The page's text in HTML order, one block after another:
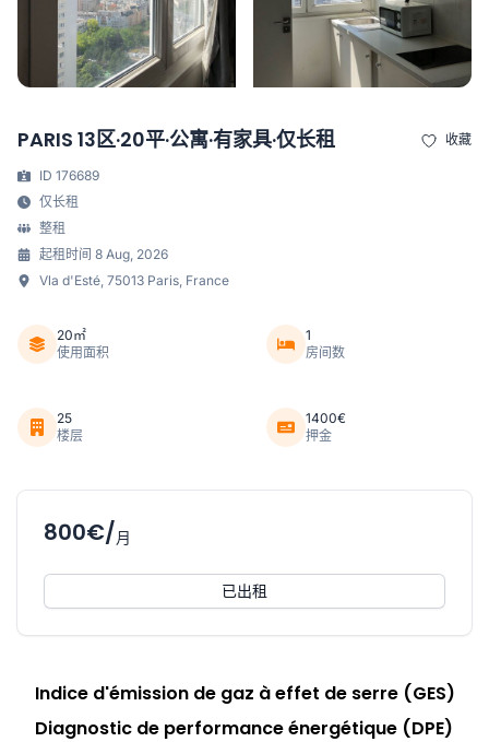
PARIS 13区·20平·公寓·有家具·仅长租 收藏
ID 176689
仅长租
整租
起租时间 8 Aug, 2026
Vla d'Esté, 75013 Paris, France
20㎡
使用面积
1
房间数
25
楼层
1400€
押金
800€/月
已出租
Indice d'émission de gaz à effet de serre (GES)
Diagnostic de performance énergétique (DPE)